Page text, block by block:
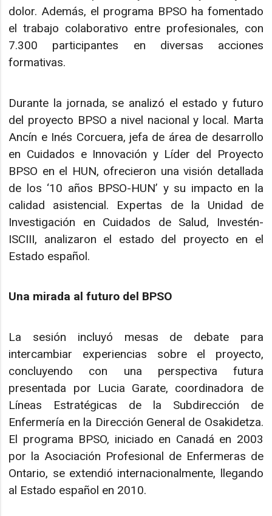
dolor. Además, el programa BPSO ha fomentado
el trabajo colaborativo entre profesionales, con
7.300 participantes en diversas acciones
formativas.
Durante la jornada, se analizó el estado y futuro
del proyecto BPSO a nivel nacional y local. Marta
Ancín e Inés Corcuera, jefa de área de desarrollo
en Cuidados e Innovación y Líder del Proyecto
BPSO en el HUN, ofrecieron una visión detallada
de los ‘10 años BPSO-HUN’ y su impacto en la
calidad asistencial. Expertas de la Unidad de
Investigación en Cuidados de Salud, Investén-
ISCIII, analizaron el estado del proyecto en el
Estado español.
Una mirada al futuro del BPSO
La sesión incluyó mesas de debate para
intercambiar experiencias sobre el proyecto,
concluyendo con una perspectiva futura
presentada por Lucia Garate, coordinadora de
Líneas Estratégicas de la Subdirección de
Enfermería en la Dirección General de Osakidetza.
El programa BPSO, iniciado en Canadá en 2003
por la Asociación Profesional de Enfermeras de
Ontario, se extendió internacionalmente, llegando
al Estado español en 2010.